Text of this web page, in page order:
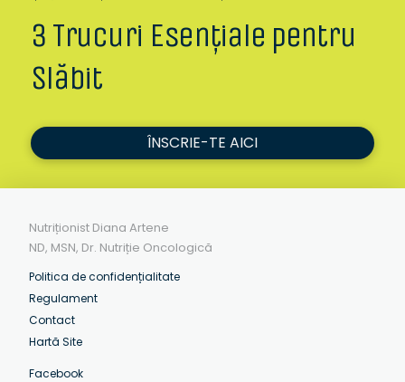
3 Trucuri Esențiale pentru
Slăbit
ÎNSCRIE-TE AICI
Nutriționist Diana Artene
ND, MSN, Dr. Nutriție Oncologică
Politica de confidențialitate
Regulament
Contact
Hartă Site
Facebook